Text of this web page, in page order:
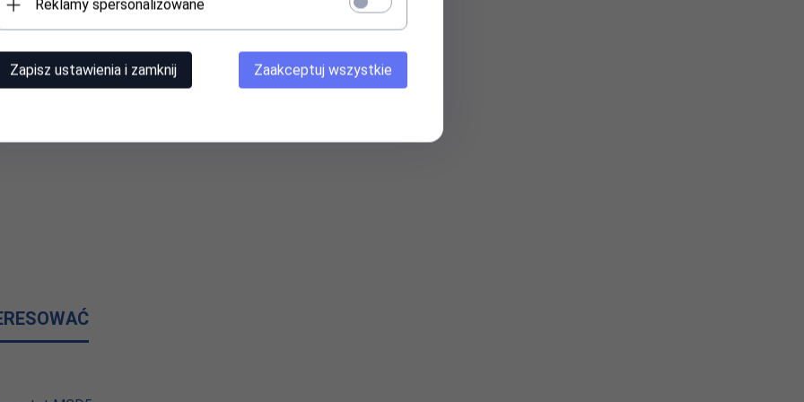
wiórowych odpornych na wilgoć
głównej mierzy przy:
Reklamy spersonalizowane
Zapisz ustawienia i zamknij Zaakceptuj wszystkie